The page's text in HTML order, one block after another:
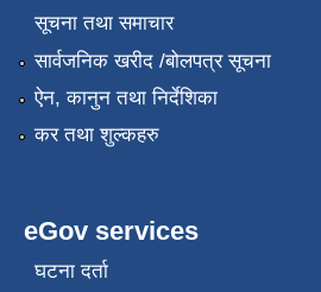
सूचना तथा समाचार
सार्वजनिक खरीद /बोलपत्र सूचना
ऐन, कानुन तथा निर्देशिका
कर तथा शुल्कहरु
eGov services
घटना दर्ता